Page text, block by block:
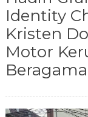
Identity
Kristen
Motor